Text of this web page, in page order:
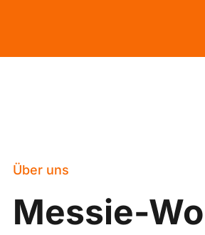
Über uns
Messie-